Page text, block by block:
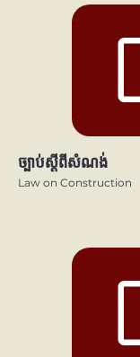
ច្បាប់ស្តីពីសំណង់
Law on Construction